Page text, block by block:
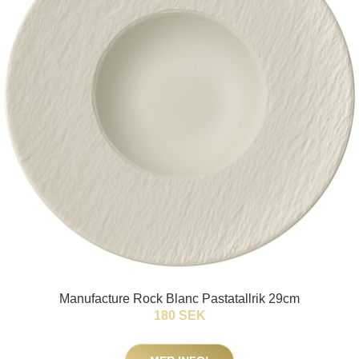
Manufacture Rock Blanc Pastatallrik 29cm
180 SEK